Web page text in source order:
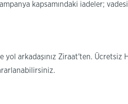
kapsamındaki iadeler;
yol arkadaşınız Ziraat'ten.